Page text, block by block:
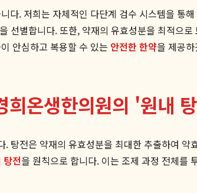
다. 저희는 자체적인 다단계 검수 시스템을 통
선별합니다. 또한, 약재의 유효성분을 최적으
안심하고 복용할 수 있는 안전한 한약을 제공
온생한의원의 '원내
탕전은 약재의 유효성분을 최대한 추출하여
탕전을 원칙으로 합니다. 이는 조제 과정 전체를